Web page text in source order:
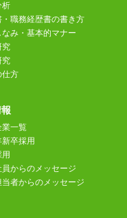
析
・職務経歴書の書き方
なみ・基本的マナー
究
究
仕方
業一覧
新卒採用
員からのメッセージ
当者からのメッセージ